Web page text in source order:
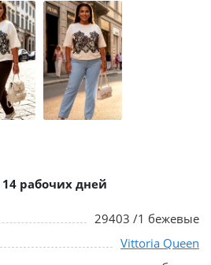
рабочих дней
29403 /1 бежевые
Vittoria Queen